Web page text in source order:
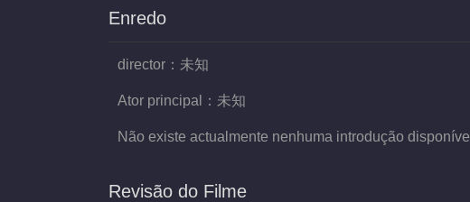
Enredo
director： 未知
Ator principal： 未知
Não existe actualmente nenhuma introdução disponível
Revisão do Filme